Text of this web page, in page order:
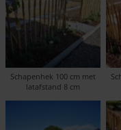
Schapenhek 100 cm met
latafstand 8 cm